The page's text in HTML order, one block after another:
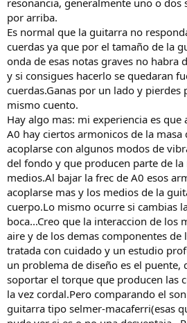
resonancia, generalmente uno o
por arriba.
Es normal que la guitarra no
cuerdas ya que por el tamaño de la
onda de esas notas graves no habra
y si consigues hacerlo se quedaran
cuerdas.Ganas por un lado y pierdes
mismo cuento.
Hay algo mas: mi experiencia es que
A0 hay ciertos armonicos de la masa
acoplarse con algunos modos de
del fondo y que producen parte de la
medios.Al bajar la frec de A0 esos
acoplarse mas y los medios de la
cuerpo.Lo mismo ocurre si cambias
boca...Creo que la interaccion de los
aire y de los demas componentes de
tratada con cuidado y un estudio
un problema de diseño es el puente,
soportar el torque que producen las
la vez cordal.Pero comparando el
guitarra tipo selmer-macaferri(esas